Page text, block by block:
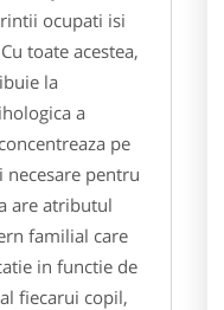
ocupati isi
toate acestea,
la
a
pe
pentru
are atributul
familial care
in functie de
fiecarui copil,